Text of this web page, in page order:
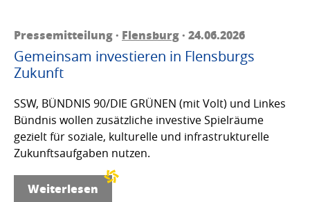
Pressemitteilung · Flensburg· 24.06.2026
Gemeinsam investieren in Flensburgs
Zukunft
SSW, BÜNDNIS 90/DIE GRÜNEN (mit Volt) und Linkes
Bündnis wollen zusätzliche investive Spielräume
gezielt für soziale, kulturelle und infrastrukturelle
Zukunftsaufgaben nutzen.
Weiterlesen